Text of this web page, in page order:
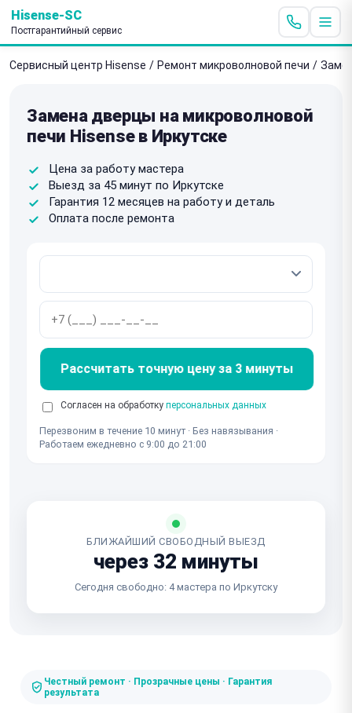
Hisense-SC
Постгарантийный сервис
Сервисный центр Hisense / Ремонт микроволновой печи /
Замена дверцы на микроволновой
печи Hisense в Иркутске
Цена за работу мастера
Выезд за 45 минут по Иркутске
Гарантия 12 месяцев на работу и деталь
Оплата после ремонта
Рассчитать точную цену за 3 минуты
Согласен на обработку персональных данных
Перезвоним в течение 10 минут · Без навязывания ·
Работаем ежедневно с 9:00 до 21:00
БЛИЖАЙШИЙ СВОБОДНЫЙ ВЫЕЗД
через 32 минуты
Сегодня свободно: 4 мастера по Иркутску
Честный ремонт · Прозрачные цены · Гарантия
результата